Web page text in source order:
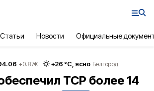
Статьи Новости Официальные
+0.87€ +26 °С, ясно Белгород
ТСР более 14